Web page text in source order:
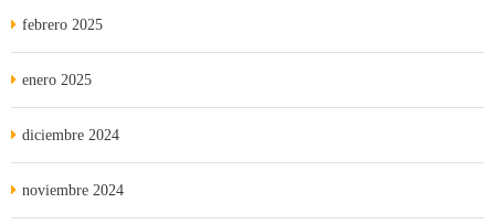
febrero 2025
enero 2025
diciembre 2024
noviembre 2024